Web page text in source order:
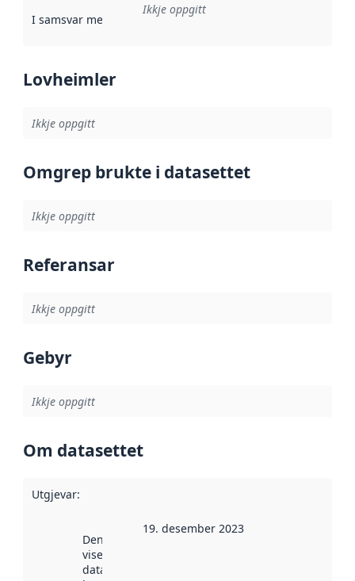
I samsvar med Referanse til ei implementeringsregel eller
Ikkje oppgitt
Lovheimler
Ikkje oppgitt
Omgrep brukte i datasettet
Ikkje oppgitt
Referansar
Ikkje oppgitt
Gebyr
Ikkje oppgitt
Om datasettet
Utgjevar:
Denne datoen
viser når
datasettet vart
19. desember 2023